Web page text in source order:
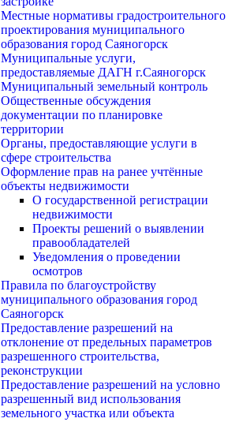
Местные нормативы градостроительного
проектирования муниципального
образования город Саяногорск
Муниципальные услуги,
предоставляемые ДАГН г.Саяногорск
Муниципальный земельный контроль
Общественные обсуждения
документации по планировке
территории
Органы, предоставляющие услуги в
сфере строительства
Оформление прав на ранее учтённые
объекты недвижимости
О государственной регистрации
недвижимости
Проекты решений о выявлении
правообладателей
Уведомления о проведении
осмотров
Правила по благоустройству
муниципального образования город
Саяногорск
Предоставление разрешений на
отклонение от предельных параметров
разрешенного строительства,
реконструкции
Предоставление разрешений на условно
разрешенный вид использования
земельного участка или объекта